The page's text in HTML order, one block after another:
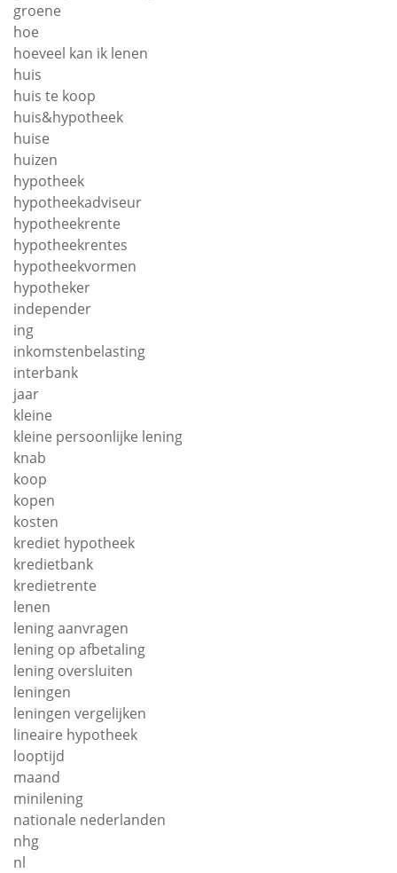
groene
hoe
hoeveel kan ik lenen
huis
huis te koop
huis&hypotheek
huise
huizen
hypotheek
hypotheekadviseur
hypotheekrente
hypotheekrentes
hypotheekvormen
hypotheker
independer
ing
inkomstenbelasting
interbank
jaar
kleine
kleine persoonlijke lening
knab
koop
kopen
kosten
krediet hypotheek
kredietbank
kredietrente
lenen
lening aanvragen
lening op afbetaling
lening oversluiten
leningen
leningen vergelijken
lineaire hypotheek
looptijd
maand
minilening
nationale nederlanden
nhg
nl